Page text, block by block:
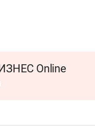
Online